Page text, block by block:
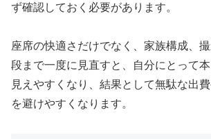
ず確認しておく必要があります。
座席の快適さだけでなく、家族構成、
段まで一度に見直すと、自分にとって
見えやすくなり、結果として無駄な出
を避けやすくなります。